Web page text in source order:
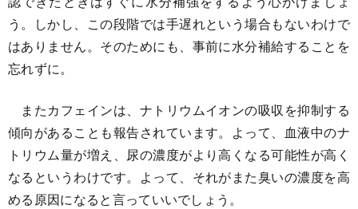
う。しかし、この段階では手遅れという場合もないわけで
はありません。そのためにも、事前に水分補給することを
忘れずに。
またカフェインは、ナトリウムイオンの吸収を抑制する
傾向があることも報告されています。よって、血液中のナ
トリウム量が増え、尿の濃度がより高くなる可能性が高く
なるというわけです。よって、それがまた臭いの濃度を高
める原因になると言っていいでしょう。